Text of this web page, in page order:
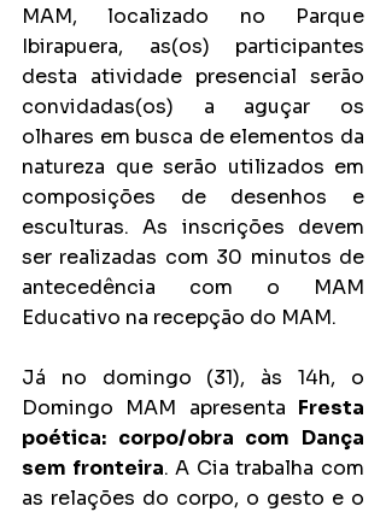
MAM, localizado no Parque
Ibirapuera, as(os) participantes
desta atividade presencial serão
convidadas(os) a aguçar os
olhares em busca de elementos da
natureza que serão utilizados em
composições de desenhos e
esculturas. As inscrições devem
ser realizadas com 30 minutos de
antecedência com o MAM
Educativo na recepção do MAM.
Já no domingo (31), às 14h, o
Domingo MAM apresenta Fresta
poética: corpo/obra com Dança
sem fronteira. A Cia trabalha com
as relações do corpo, o gesto e o